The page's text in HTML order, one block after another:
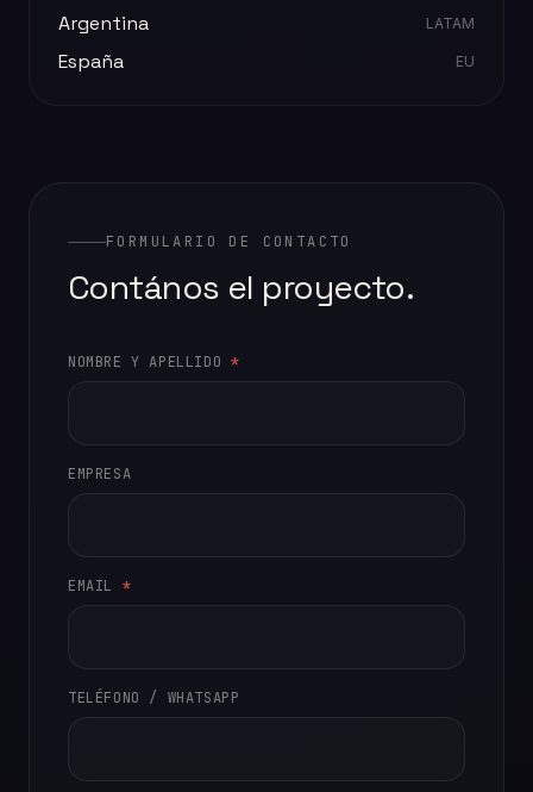
Argentina LATAM
España EU
FORMULARIO DE CONTACTO
Contános el proyecto.
NOMBRE Y APELLIDO *
EMPRESA
EMAIL *
TELÉFONO / WHATSAPP